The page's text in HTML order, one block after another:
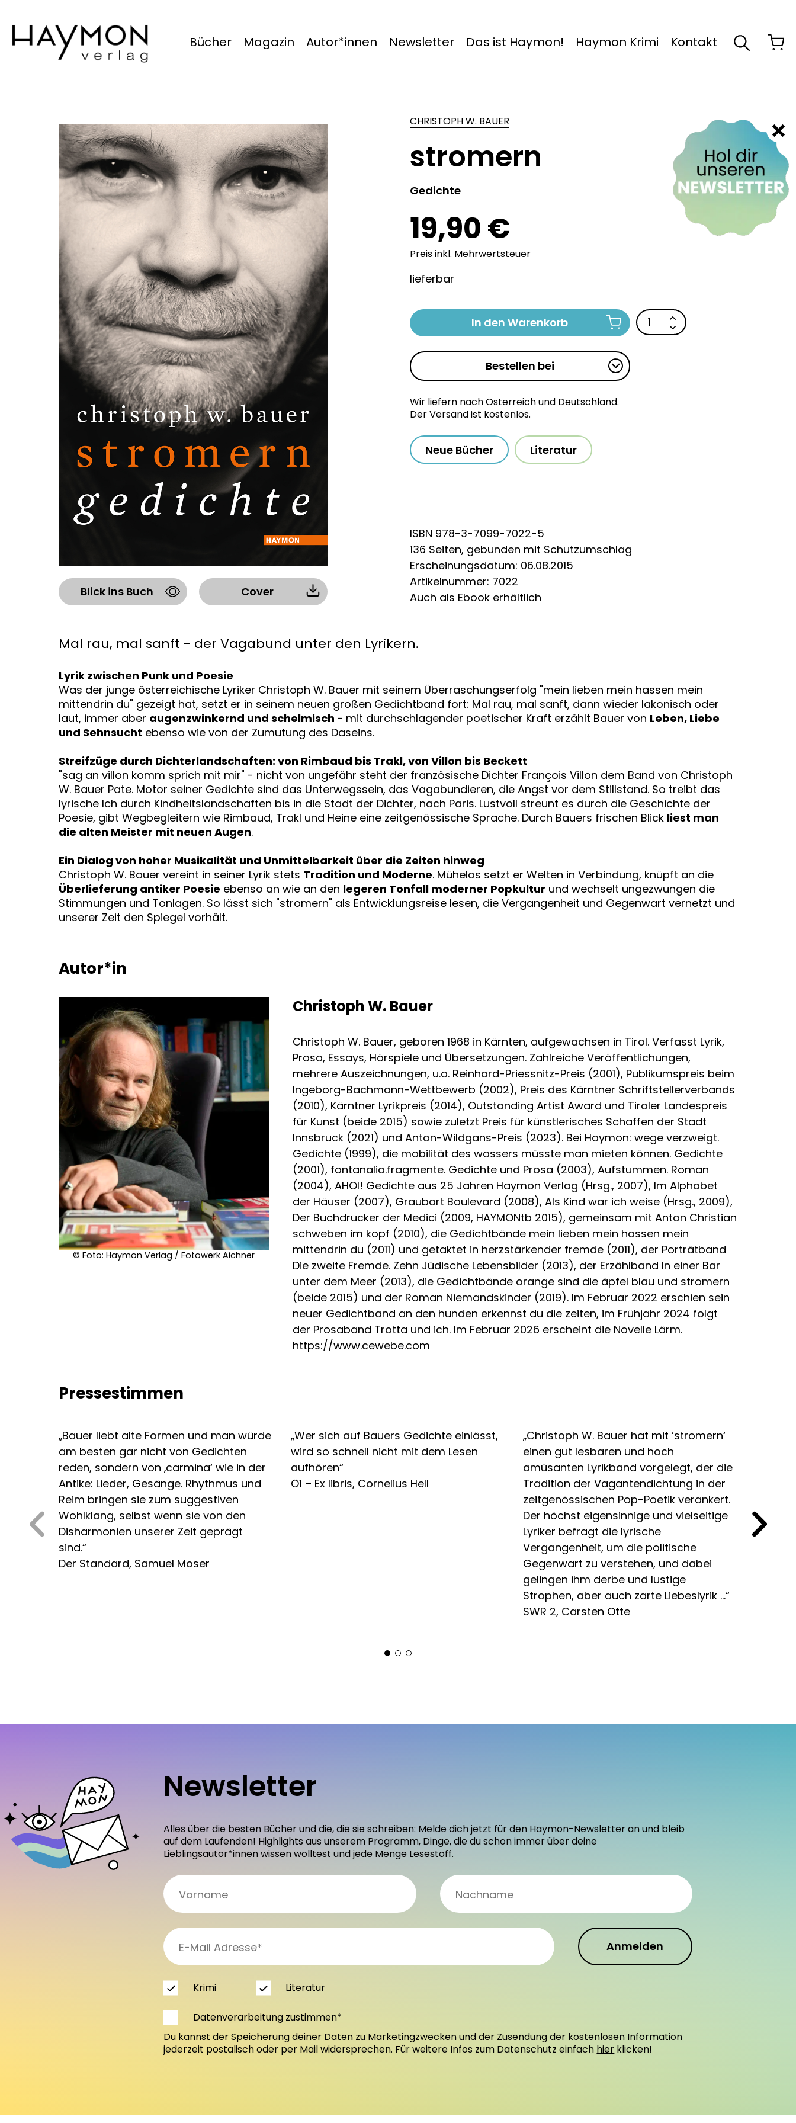
Bücher Magazin Autor*innen Newsletter Das ist Haymon! Haymon Krimi Kontakt
Blick ins Buch Cover
CHRISTOPH W. BAUER
stromern
Gedichte
19,90 €
Preis inkl. Mehrwertsteuer
lieferbar
In den Warenkorb
Bestellen bei
Wir liefern nach Österreich und Deutschland.
Der Versand ist kostenlos.
Neue Bücher Literatur
ISBN 978-3-7099-7022-5
136 Seiten, gebunden mit Schutzumschlag
Erscheinungsdatum: 06.08.2015
Artikelnummer: 7022
Auch als Ebook erhältlich
Mal rau, mal sanft - der Vagabund unter den Lyrikern.
Lyrik zwischen Punk und Poesie
Was der junge österreichische Lyriker Christoph W. Bauer mit seinem Überraschungserfolg "mein lieben mein hassen mein
mittendrin du" gezeigt hat, setzt er in seinem neuen großen Gedichtband fort: Mal rau, mal sanft, dann wieder lakonisch oder
laut, immer aber augenzwinkernd und schelmisch - mit durchschlagender poetischer Kraft erzählt Bauer von Leben, Liebe
und Sehnsucht ebenso wie von der Zumutung des Daseins.
Streifzüge durch Dichterlandschaften: von Rimbaud bis Trakl, von Villon bis Beckett
"sag an villon komm sprich mit mir" - nicht von ungefähr steht der französische Dichter François Villon dem Band von Christoph
W. Bauer Pate. Motor seiner Gedichte sind das Unterwegssein, das Vagabundieren, die Angst vor dem Stillstand. So treibt das
lyrische Ich durch Kindheitslandschaften bis in die Stadt der Dichter, nach Paris. Lustvoll streunt es durch die Geschichte der
Poesie, gibt Wegbegleitern wie Rimbaud, Trakl und Heine eine zeitgenössische Sprache. Durch Bauers frischen Blick liest man
die alten Meister mit neuen Augen.
Ein Dialog von hoher Musikalität und Unmittelbarkeit über die Zeiten hinweg
Christoph W. Bauer vereint in seiner Lyrik stets Tradition und Moderne. Mühelos setzt er Welten in Verbindung, knüpft an die
Überlieferung antiker Poesie ebenso an wie an den legeren Tonfall moderner Popkultur und wechselt ungezwungen die
Stimmungen und Tonlagen. So lässt sich "stromern" als Entwicklungsreise lesen, die Vergangenheit und Gegenwart vernetzt und
unserer Zeit den Spiegel vorhält.
Autor*in
© Foto: Haymon Verlag / Fotowerk Aichner
Christoph W. Bauer
Christoph W. Bauer, geboren 1968 in Kärnten, aufgewachsen in Tirol. Verfasst Lyrik,
Prosa, Essays, Hörspiele und Übersetzungen. Zahlreiche Veröffentlichungen,
mehrere Auszeichnungen, u.a. Reinhard-Priessnitz-Preis (2001), Publikumspreis beim
Ingeborg-Bachmann-Wettbewerb (2002), Preis des Kärntner Schriftstellerverbands
(2010), Kärntner Lyrikpreis (2014), Outstanding Artist Award und Tiroler Landespreis
für Kunst (beide 2015) sowie zuletzt Preis für künstlerisches Schaffen der Stadt
Innsbruck (2021) und Anton-Wildgans-Preis (2023). Bei Haymon: wege verzweigt.
Gedichte (1999), die mobilität des wassers müsste man mieten können. Gedichte
(2001), fontanalia.fragmente. Gedichte und Prosa (2003), Aufstummen. Roman
(2004), AHOI! Gedichte aus 25 Jahren Haymon Verlag (Hrsg., 2007), Im Alphabet
der Häuser (2007), Graubart Boulevard (2008), Als Kind war ich weise (Hrsg., 2009),
Der Buchdrucker der Medici (2009, HAYMONtb 2015), gemeinsam mit Anton Christian
schweben im kopf (2010), die Gedichtbände mein lieben mein hassen mein
mittendrin du (2011) und getaktet in herzstärkender fremde (2011), der Porträtband
Die zweite Fremde. Zehn Jüdische Lebensbilder (2013), der Erzählband In einer Bar
unter dem Meer (2013), die Gedichtbände orange sind die äpfel blau und stromern
(beide 2015) und der Roman Niemandskinder (2019). Im Februar 2022 erschien sein
neuer Gedichtband an den hunden erkennst du die zeiten, im Frühjahr 2024 folgt
der Prosaband Trotta und ich. Im Februar 2026 erscheint die Novelle Lärm.
https://www.cewebe.com
Pressestimmen
„Bauer liebt alte Formen und man würde
am besten gar nicht von Gedichten
reden, sondern von ‚carmina‘ wie in der
Antike: Lieder, Gesänge. Rhythmus und
Reim bringen sie zum suggestiven
Wohlklang, selbst wenn sie von den
Disharmonien unserer Zeit geprägt
sind.“
Der Standard, Samuel Moser
„Wer sich auf Bauers Gedichte einlässt,
wird so schnell nicht mit dem Lesen
aufhören“
Ö1 – Ex libris, Cornelius Hell
„Christoph W. Bauer hat mit ’stromern‘
einen gut lesbaren und hoch
amüsanten Lyrikband vorgelegt, der die
Tradition der Vagantendichtung in der
zeitgenössischen Pop-Poetik verankert.
Der höchst eigensinnige und vielseitige
Lyriker befragt die lyrische
Vergangenheit, um die politische
Gegenwart zu verstehen, und dabei
gelingen ihm derbe und lustige
Strophen, aber auch zarte Liebeslyrik …“
SWR 2, Carsten Otte
Newsletter
Alles über die besten Bücher und die, die sie schreiben: Melde dich jetzt für den Haymon-Newsletter an und bleib
auf dem Laufenden! Highlights aus unserem Programm, Dinge, die du schon immer über deine
Lieblingsautor*innen wissen wolltest und jede Menge Lesestoff.
Anmelden
Krimi Literatur
Datenverarbeitung zustimmen*
Du kannst der Speicherung deiner Daten zu Marketingzwecken und der Zusendung der kostenlosen Information
jederzeit postalisch oder per Mail widersprechen. Für weitere Infos zum Datenschutz einfach hier klicken!